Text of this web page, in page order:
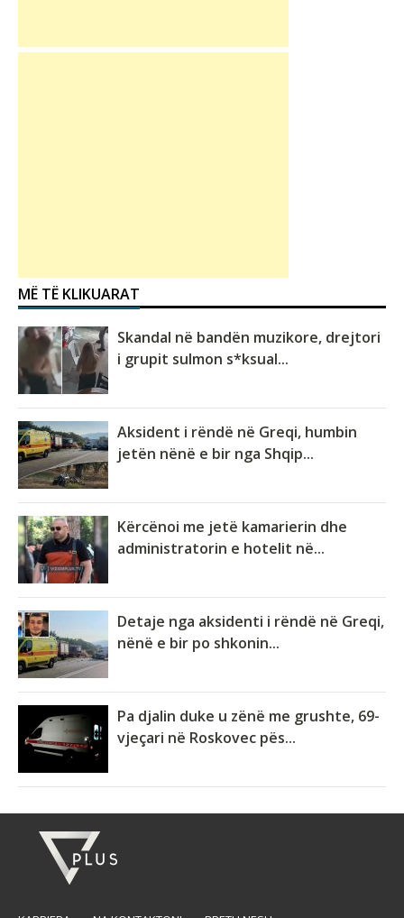
MË TË KLIKUARAT
Skandal në bandën muzikore, drejtori
i grupit sulmon s*ksual...
Aksident i rëndë në Greqi, humbin
jetën nënë e bir nga Shqip...
Kërcënoi me jetë kamarierin dhe
administratorin e hotelit në...
Detaje nga aksidenti i rëndë në Greqi,
nënë e bir po shkonin...
Pa djalin duke u zënë me grushte, 69-
vjeçari në Roskovec pës...